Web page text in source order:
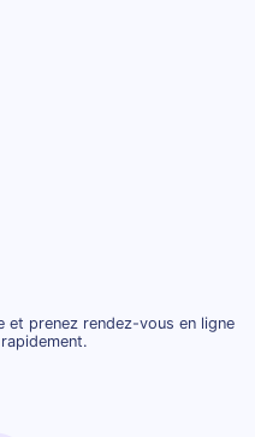
et prenez rendez-vous en ligne